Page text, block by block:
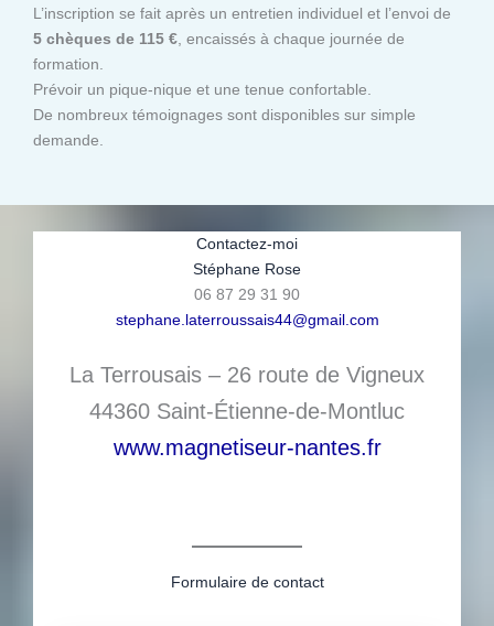
L’inscription se fait après un entretien individuel et l’envoi de
5 chèques de 115 €, encaissés à chaque journée de
formation.
Prévoir un pique-nique et une tenue confortable.
De nombreux témoignages sont disponibles sur simple
demande.
Contactez-moi
Stéphane Rose
06 87 29 31 90
stephane.laterroussais44@gmail.com
La Terrousais – 26 route de Vigneux
44360 Saint-Étienne-de-Montluc
www.magnetiseur-nantes.fr
Formulaire de contact